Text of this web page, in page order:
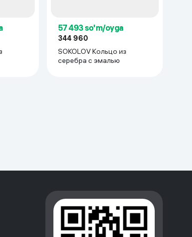
57 493 so'm/oyga
344 960
SOKOLOV Кольцо из
серебра с эмалью